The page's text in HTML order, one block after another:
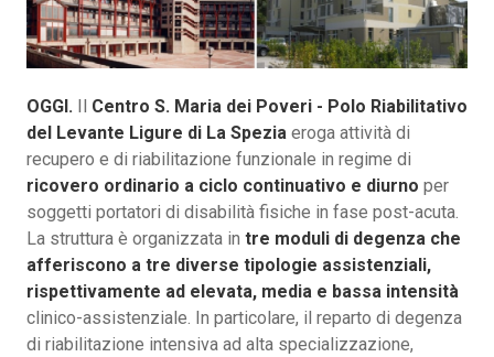
OGGI.
Centro S. Maria dei Poveri - Polo Riabilitativo
del Levante Ligure di La Spezia eroga attività di
recupero e di riabilitazione funzionale in regime di
ricovero ordinario a ciclo continuativo e diurno per
soggetti portatori di disabilità fisiche in fase post-acuta.
La struttura è organizzata in tre moduli di degenza che
afferiscono a tre diverse tipologie assistenziali,
rispettivamente ad elevata, media e bassa intensità
clinico-assistenziale. In particolare, il reparto di degenza
di riabilitazione intensiva ad alta specializzazione,